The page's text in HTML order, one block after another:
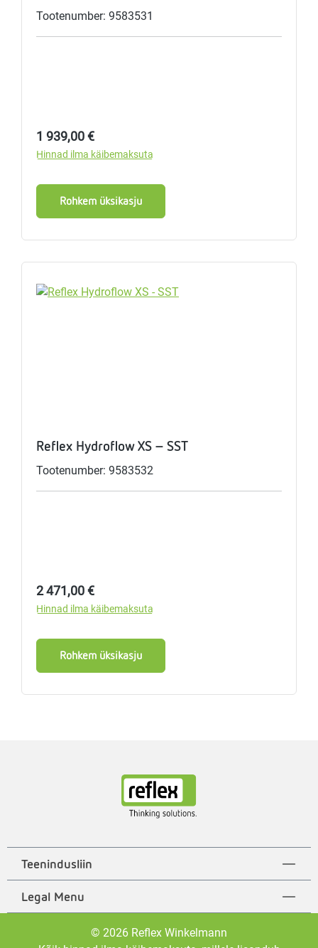
Tootenumber: 9583531
Tavahind:
1 939,00 €
Hinnad ilma käibemaksuta
Rohkem üksikasju
Reflex Hydroflow XS - SST
Tootenumber: 9583532
Tavahind:
2 471,00 €
Hinnad ilma käibemaksuta
Rohkem üksikasju
Teenindusliin
Legal Menu
© 2026 Reflex Winkelmann